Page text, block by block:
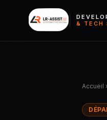
& TECH
Accueil ›